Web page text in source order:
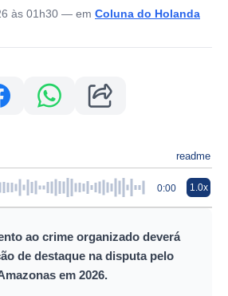
às 01h30 — em Coluna do Holanda
readme
0:00 1.0x
ao crime organizado deverá
de destaque na disputa pelo
em 2026.